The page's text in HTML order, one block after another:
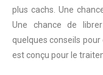
plus cachs. Une
Une chance de
quelques conseils pour
est conçu pour le